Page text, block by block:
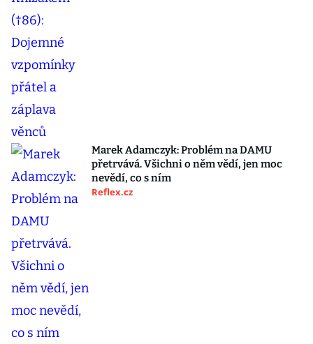
Marek Adamczyk: Problém na DAMU
přetrvává. Všichni o něm vědí, jen moc
nevědí, co s ním
Reflex.cz